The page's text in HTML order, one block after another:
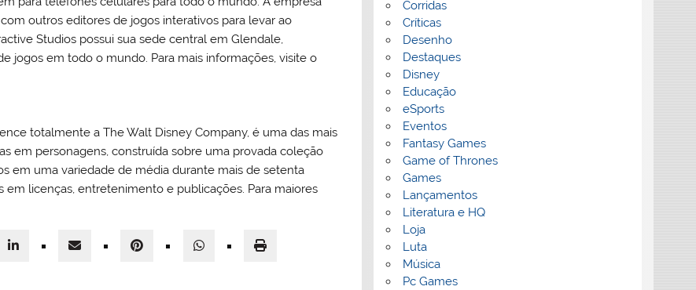
outros editores de jogos interativos para levar ao
Studios possui sua sede central em Glendale,
jogos em todo o mundo. Para mais informações, visite o
totalmente a The Walt Disney Company, é uma das mais
em personagens, construída sobre uma provada coleção
em uma variedade de média durante mais de setenta
licenças, entretenimento e publicações. Para maiores
Corridas
Críticas
Desenho
Destaques
Disney
Educação
eSports
Eventos
Fantasy Games
Game of Thrones
Games
Lançamentos
Literatura e HQ
Loja
Luta
Música
Pc Games